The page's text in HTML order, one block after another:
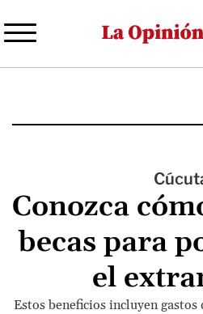
al
Conozca
becas para
el
Estos beneficios incluyen